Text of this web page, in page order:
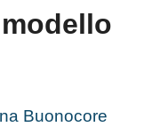
Buonocore